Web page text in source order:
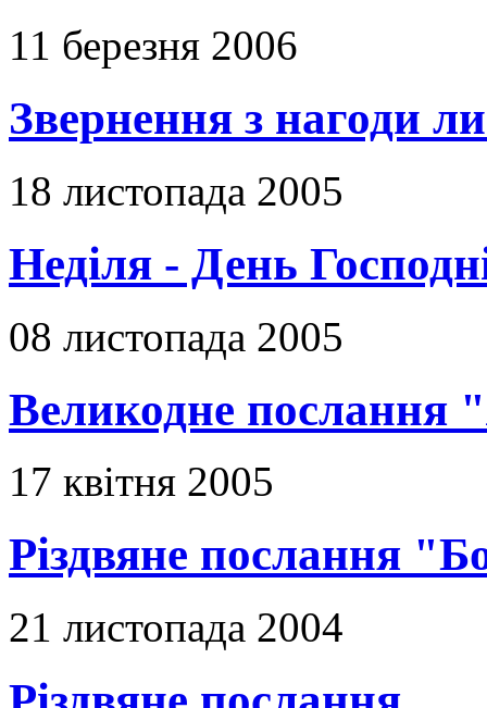
11 березня 2006
Звернення з нагоди
18 листопада 2005
Неділя - День
08 листопада 2005
Великодне послання
17 квітня 2005
Різдвяне послання
21 листопада 2004